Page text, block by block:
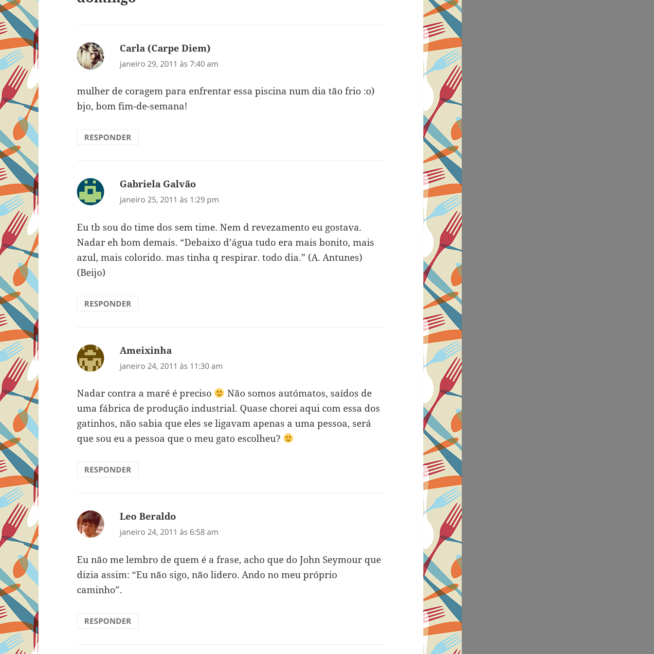
Carla (Carpe Diem)
janeiro 29, 2011 às 7:40 am
mulher de coragem para enfrentar essa piscina num dia tão frio :o)
bjo, bom fim-de-semana!
RESPONDER
Gabriela Galvão
janeiro 25, 2011 às 1:29 pm
Eu tb sou do time dos sem time. Nem d revezamento eu gostava.
Nadar eh bom demais. “Debaixo d’água tudo era mais bonito, mais
azul, mais colorido. mas tinha q respirar. todo dia.” (A. Antunes)
(Beijo)
RESPONDER
Ameixinha
janeiro 24, 2011 às 11:30 am
Nadar contra a maré é preciso
Não somos autómatos, saídos de
uma fábrica de produção industrial. Quase chorei aqui com essa dos
gatinhos, não sabia que eles se ligavam apenas a uma pessoa, será
que sou eu a pessoa que o meu gato escolheu?
RESPONDER
Leo Beraldo
janeiro 24, 2011 às 6:58 am
Eu não me lembro de quem é a frase, acho que do John Seymour que
dizia assim: “Eu não sigo, não lidero. Ando no meu próprio
caminho”.
RESPONDER